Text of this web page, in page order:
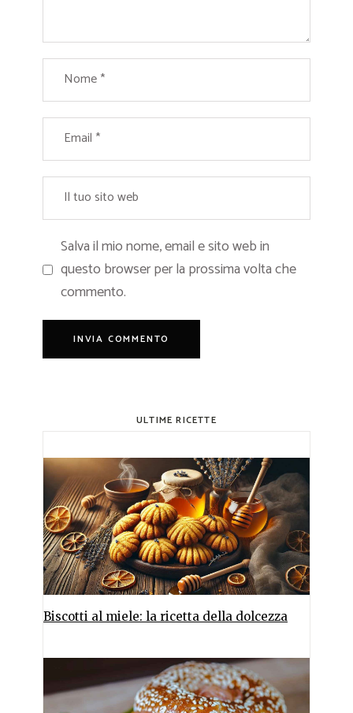
Salva il mio nome, email e sito web in
questo browser per la prossima volta che
commento.
ULTIME RICETTE
Biscotti al miele: la ricetta della dolcezza